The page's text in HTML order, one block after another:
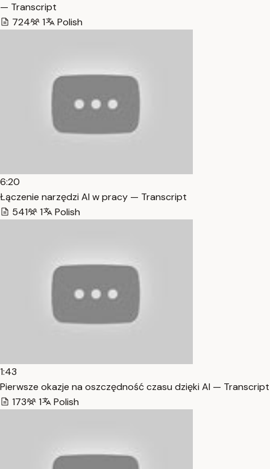
— Transcript
724
1 Polish
6:20
Łączenie narzędzi AI w pracy — Transcript
541
1 Polish
1:43
Pierwsze okazje na oszczędność czasu dzięki AI — Transcript
173
1 Polish